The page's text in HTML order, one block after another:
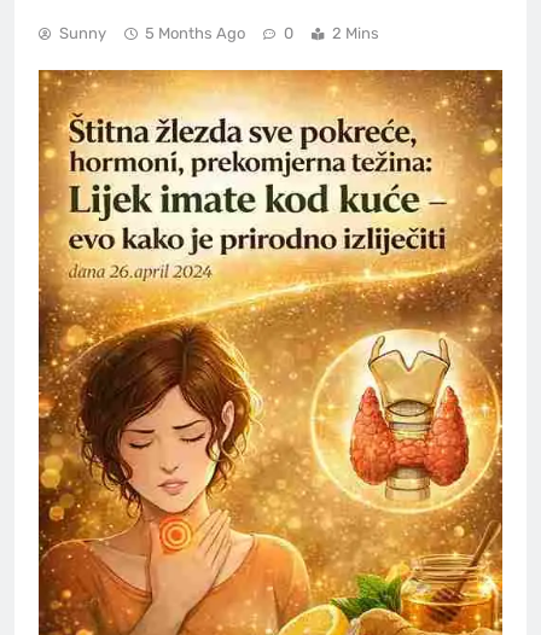
Sunny 5 Months Ago 0 2 Mins